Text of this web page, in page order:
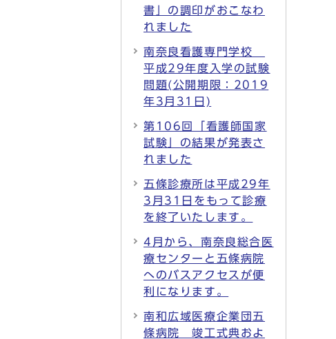
書」の調印がおこなわ
れました
南奈良看護専門学校
平成29年度入学の試験
問題(公開期限：2019
年3月31日)
第106回「看護師国家
試験」の結果が発表さ
れました
五條診療所は平成29年
3月31日をもって診療
を終了いたします。
4月から、南奈良総合医
療センターと五條病院
へのバスアクセスが便
利になります。
南和広域医療企業団五
條病院 竣工式典およ